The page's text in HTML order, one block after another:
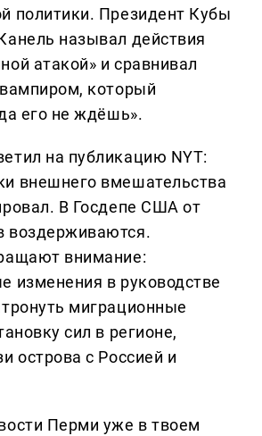
политики. Президент Кубы
называл действия
атакой» и сравнивал
который
его не ждёшь».
на публикацию NYT:
внешнего вмешательства
В Госдепе США от
воздерживаются.
внимание:
изменения в руководстве
миграционные
сил в регионе,
острова с Россией и
Перми уже в твоем